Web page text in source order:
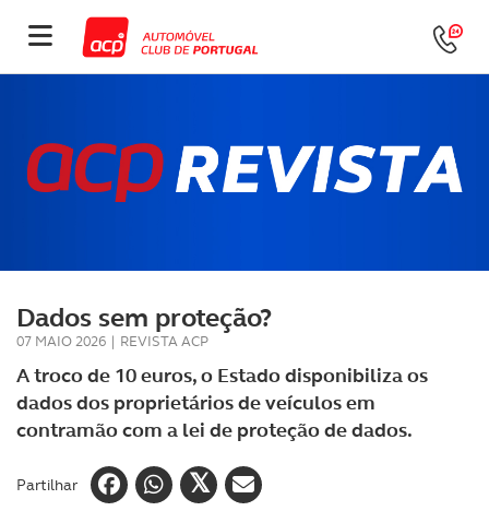
Dados sem proteção?
07 MAIO 2026 | REVISTA ACP
A troco de 10 euros, o Estado disponibiliza os
dados dos proprietários de veículos em
contramão com a lei de proteção de dados.
Partilhar